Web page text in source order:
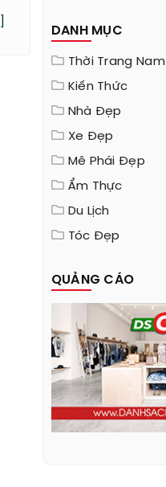
DANH MỤC
Thời Trang Nam
Kiến Thức
Nhà Đẹp
Xe Đẹp
Mê Phái Đẹp
Ẩm Thực
Du Lịch
Tóc Đẹp
QUẢNG CÁO